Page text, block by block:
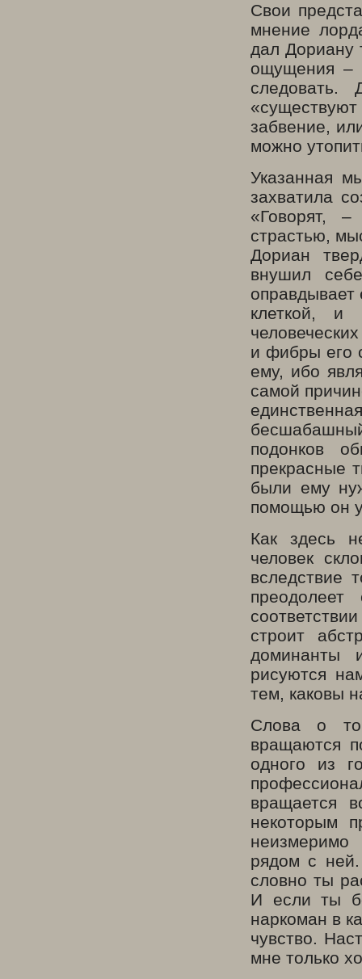
Свои
мнение
дал Дориану
ощущения –
следовать.
забвение,
можно
Указанная
захватила
«Говорят,
страстью,
Дориан
внушил
оправдывает
клеткой,
и фибры его
ему, ибо
самой
подонков
прекрасные
были ему
помощью он
Как здесь
человек
вследствие
строит
доминанты
рисуются
тем, каковы
Слова о
вращаются
одного из
вращается
некоторым
рядом с
словно ты
И если ты
наркоман в
чувство.
мне только